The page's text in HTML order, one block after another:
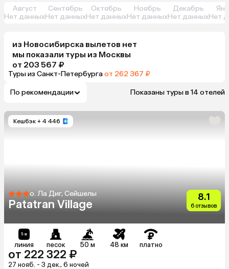
Август
Нет данных
Сентябрь
Нет данных
Октябрь
Нет данных
Ноябрь
Нет данных
Декабрь
Нет данныхНет
из Новосибирска вылетов нет
мы показали туры из Москвы
от 203 567 ₽
Туры из Санкт-Петербургаот 262 367 ₽
По рекомендации Показаны туры в 14 отелей
Кешбэк + 4 446
о. Ла Диг, Сейшелы
Patatran Village
8.1
6 отзывов
линия песок 50 м 48 км платно
от 222 322 ₽
27 нояб. - 3 дек., 6 ночей